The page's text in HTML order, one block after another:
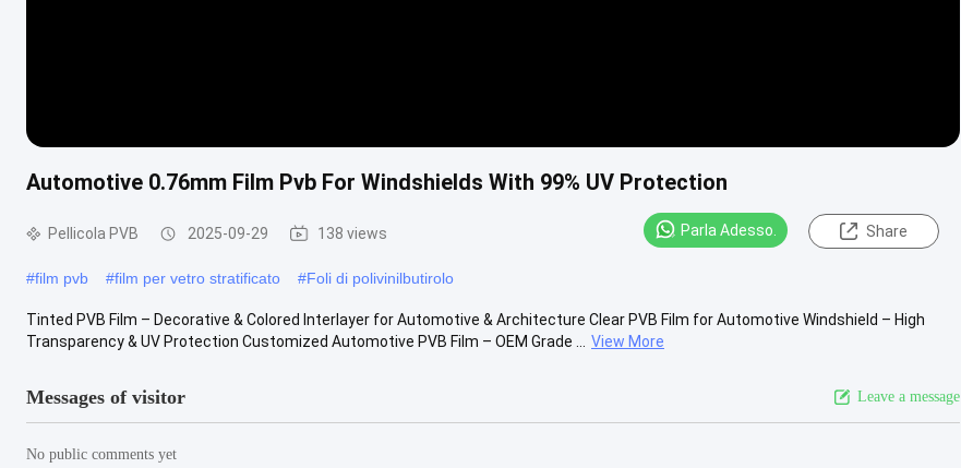
Automotive 0.76mm Film Pvb For Windshields With 99% UV Protection
Pellicola PVB 2025-09-29 138 views Parla Adesso. Share
#film pvb #film per vetro stratificato #Foli di polivinilbutirolo
Tinted PVB Film – Decorative & Colored Interlayer for Automotive & Architecture Clear PVB Film for Automotive Windshield – High
Transparency & UV Protection Customized Automotive PVB Film – OEM Grade ...
View More
Messages of visitor Leave a message
No public comments yet